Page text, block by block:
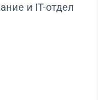
и IT-отдел